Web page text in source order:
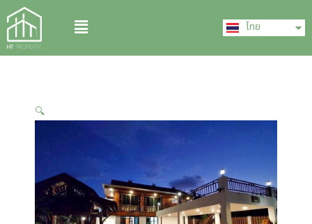
Skip
to
content
Menu ไทย
中文 (中国)
🔍